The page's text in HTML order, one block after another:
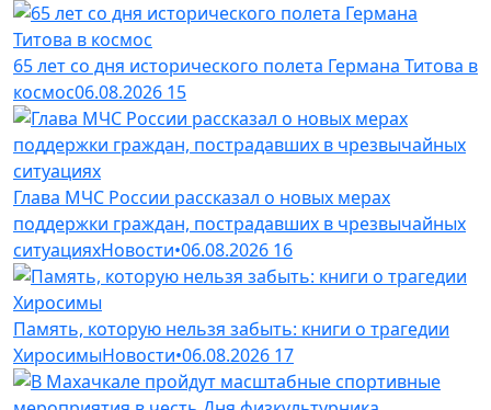
65 лет со дня исторического полета Германа Титова в
космос06.08.2026 15
Глава МЧС России рассказал о новых мерах
поддержки граждан, пострадавших в чрезвычайных
ситуацияхНовости•06.08.2026 16
Память, которую нельзя забыть: книги о трагедии
ХиросимыНовости•06.08.2026 17